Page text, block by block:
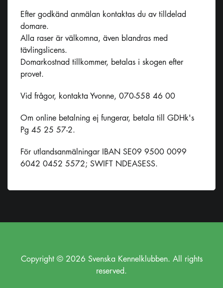
Efter godkänd anmälan kontaktas du av tilldelad
domare.
Alla raser är välkomna, även blandras med
tävlingslicens.
Domarkostnad tillkommer, betalas i skogen efter
provet.
Vid frågor, kontakta Yvonne, 070-558 46 00
Om online betalning ej fungerar, betala till GDHk's
Pg 45 25 57-2.
För utlandsanmälningar IBAN SE09 9500 0099
6042 0452 5572; SWIFT NDEASESS.
Copyright © 2026 Svenska Kennelklubben. All rights
reserved.